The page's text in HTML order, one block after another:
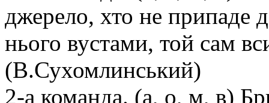
джерело, хто не припаде
нього вустами, той сам
(В.Сухомлинський)
2-а команда. (а, о, м, в)